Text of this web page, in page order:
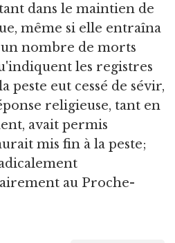
dans le maintien de
même si elle entraîna
nombre de morts
les registres
peste eut cessé de sévir,
religieuse, tant en
avait permis
mis fin à la peste;
au Proche-